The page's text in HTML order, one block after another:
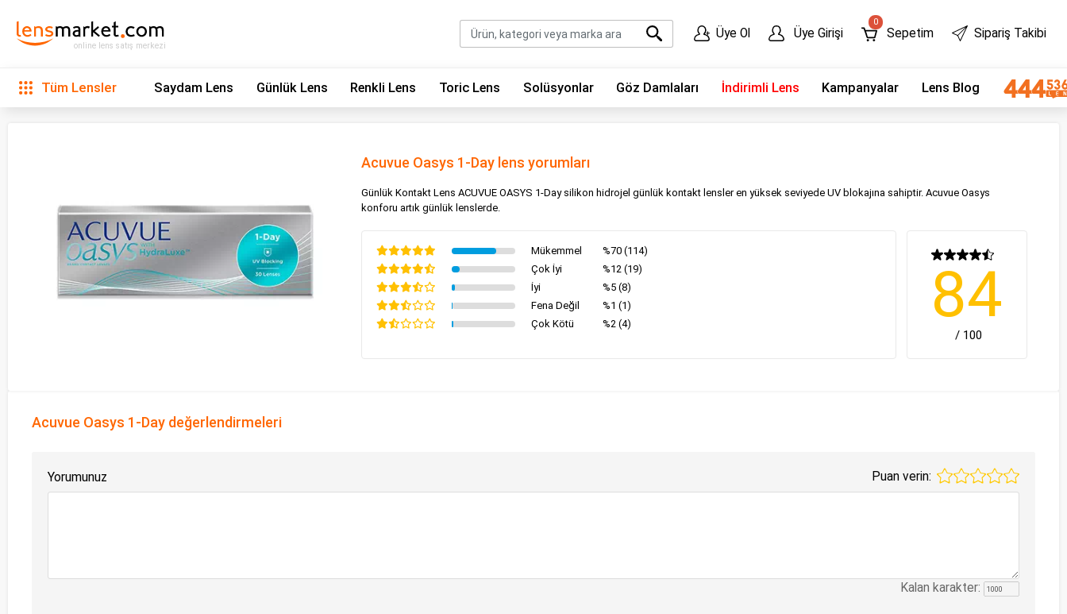
online lens satış merkezi
Üye Ol Üye Girişi
0
Sepetim Sipariş Takibi
Tüm Lensler Saydam Lens Günlük Lens Renkli Lens Toric Lens Solüsyonlar Göz Damlaları İndirimli Lens Kampanyalar Lens Blog
Acuvue Oasys 1-Day lens yorumları
Günlük Kontakt Lens ACUVUE OASYS 1-Day silikon hidrojel günlük kontakt lensler en yüksek seviyede UV blokajına sahiptir. Acuvue Oasys
konforu artık günlük lenslerde.
Mükemmel
%70 (114)
Çok İyi
%12 (19)
İyi
%5 (8)
Fena Değil
%1 (1)
Çok Kötü
%2 (4) 84
/ 100
Acuvue Oasys 1-Day değerlendirmeleri
Yorumunuz Puan verin:
Kalan karakter: